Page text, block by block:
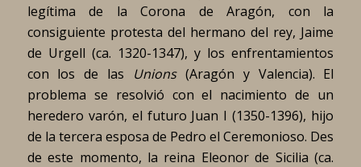
legítima de la Corona de Aragón, con la
consiguiente protesta del hermano del rey, Jaime
de Urgell (ca. 1320-1347), y los enfrentamientos
con los de las Unions(Aragón y Valencia). El
problema se resolvió con el nacimiento de un
heredero varón, el futuro Juan I (1350-1396), hijo
de la tercera esposa de Pedro el Ceremonioso. Des
de este momento, la reina Eleonor de Sicilia (ca.